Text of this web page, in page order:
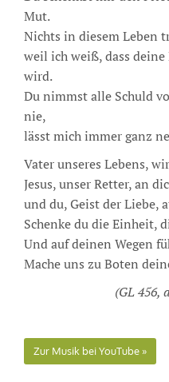
Mut.
Nichts in diesem Leben
weil ich weiß, dass
wird.
Du nimmst alle Schuld
nie,
lässt mich immer ganz
Vater unseres Lebens,
Jesus, unser Retter, an
und du, Geist der Liebe,
Schenke du die Einheit,
Und auf deinen Wegen
Mache uns zu Boten
(GL 456,
Zur Musik bei YouTube